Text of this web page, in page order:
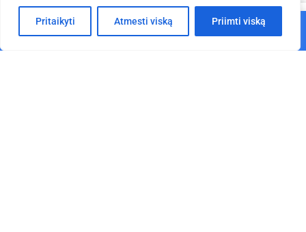
Pritaikyti Atmesti viską Priimti viską
patikti Į krepšelį
Pagrindinis Parduotuvė Krepšelis Paskyra